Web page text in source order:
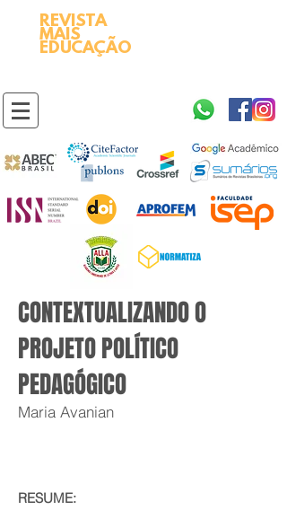
REVISTA
MAIS
EDUCAÇÃO
CONTEXTUALIZANDO O
PROJETO POLÍTICO
PEDAGÓGICO
Maria Avanian
RESUME: